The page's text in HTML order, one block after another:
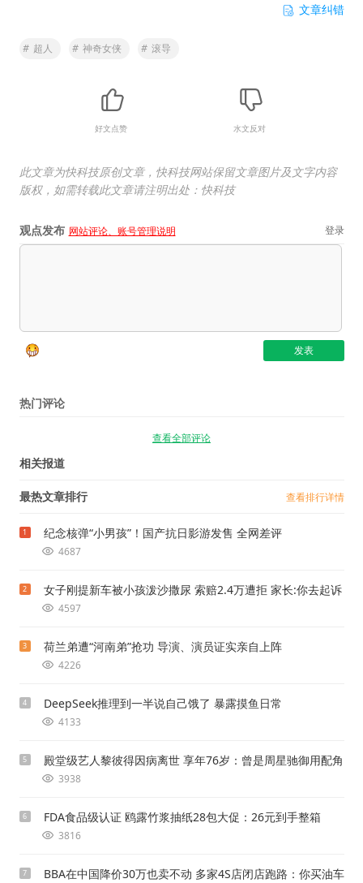
文章纠错
# 超人 # 神奇女侠 # 滚导
好文点赞 水文反对
此文章为快科技原创文章，快科技网站保留文章图片及文字内容
版权，如需转载此文章请注明出处：快科技
观点发布 网站评论、账号管理说明 登录
热门评论
查看全部评论
相关报道
最热文章排行 查看排行详情
1 纪念核弹“小男孩”！国产抗日影游发售 全网差评
4687
2 女子刚提新车被小孩泼沙撒尿 索赔2.4万遭拒 家长:你去起诉
4597
3 荷兰弟遭“河南弟”抢功 导演、演员证实亲自上阵
4226
4 DeepSeek推理到一半说自己饿了 暴露摸鱼日常
4133
5 殿堂级艺人黎彼得因病离世 享年76岁：曾是周星驰御用配角
3938
6 FDA食品级认证 鸥露竹浆抽纸28包大促：26元到手整箱
3816
7
BBA在中国降价30万也卖不动 多家4S店闭店跑路：你买油车